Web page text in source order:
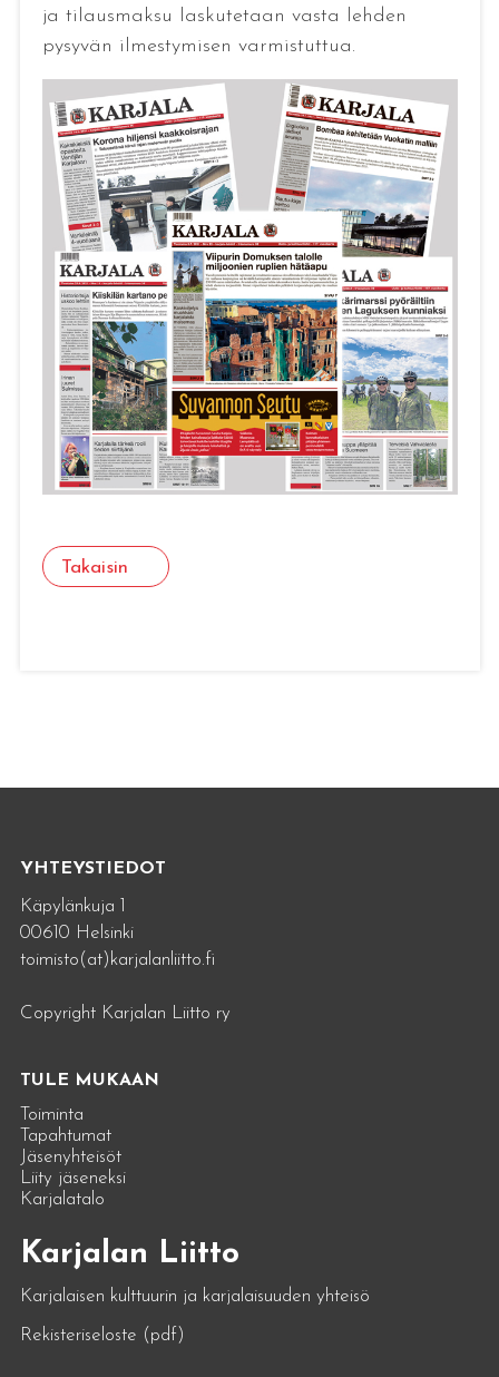
ja tilausmaksu laskutetaan vasta lehden
pysyvän ilmestymisen varmistuttua.
Takaisin
YHTEYSTIEDOT
Käpylänkuja 1
00610 Helsinki
toimisto(at)karjalanliitto.fi
Copyright Karjalan Liitto ry
TULE MUKAAN
Toiminta
Tapahtumat
Jäsenyhteisöt
Liity jäseneksi
Karjalatalo
Karjalan Liitto
Karjalaisen kulttuurin ja karjalaisuuden yhteisö
Rekisteriseloste (pdf)